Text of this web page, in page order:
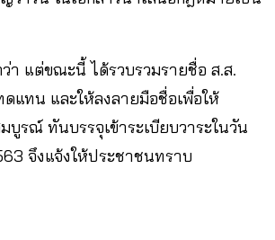
า แต่ขณะนี้ ได้รวบรวมรายชื่อ ส.ส.
แทน และให้ลงลายมือชื่อเพื่อให้
บูรณ์ ทันบรรจุเข้าระเบียบวาระในวัน
จึงแจ้งให้ประชาชนทราบ